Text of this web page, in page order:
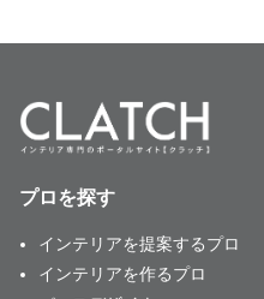
プロを探す
インテリアを提案するプロ
インテリアを作るプロ